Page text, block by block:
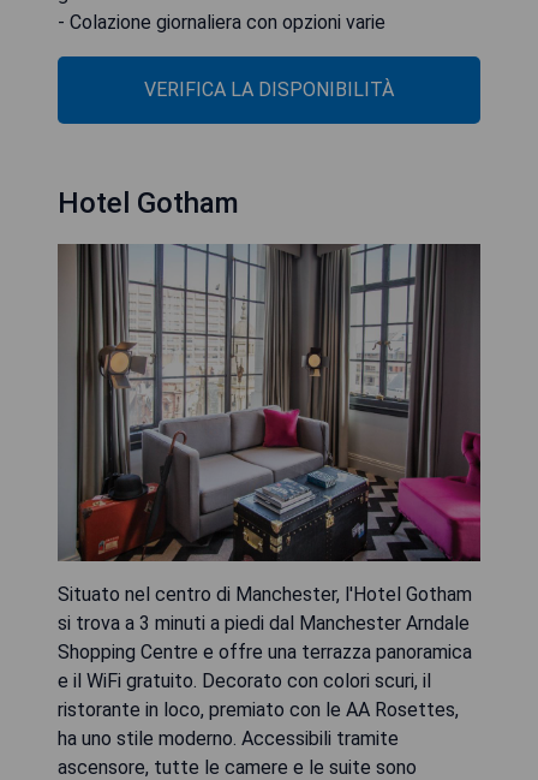
- Colazione giornaliera con opzioni varie
VERIFICA LA DISPONIBILITÀ
Hotel Gotham
Situato nel centro di Manchester, l'Hotel Gotham
si trova a 3 minuti a piedi dal Manchester Arndale
Shopping Centre e offre una terrazza panoramica
e il WiFi gratuito. Decorato con colori scuri, il
ristorante in loco, premiato con le AA Rosettes,
ha uno stile moderno. Accessibili tramite
ascensore, tutte le camere e le suite sono